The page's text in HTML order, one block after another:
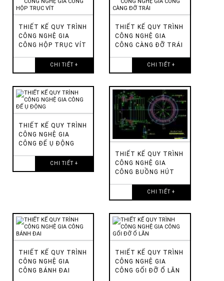
THIẾT KẾ QUY TRÌNH
CÔNG NGHỆ GIA
CÔNG HỘP TRỤC VÍT
CHI TIẾT +
THIẾT KẾ QUY TRÌNH
CÔNG NGHỆ GIA
CÔNG CÀNG ĐỠ TRÁI
CHI TIẾT +
THIẾT KẾ QUY TRÌNH
CÔNG NGHỆ GIA
CÔNG ĐẾ Ụ ĐỘNG
CHI TIẾT +
THIẾT KẾ QUY TRÌNH
CÔNG NGHỆ GIA
CÔNG BUỒNG HÚT
CHI TIẾT +
THIẾT KẾ QUY TRÌNH
CÔNG NGHỆ GIA
CÔNG BÁNH ĐAI
THIẾT KẾ QUY TRÌNH
CÔNG NGHỆ GIA
CÔNG GỐI ĐỠ Ổ LĂN